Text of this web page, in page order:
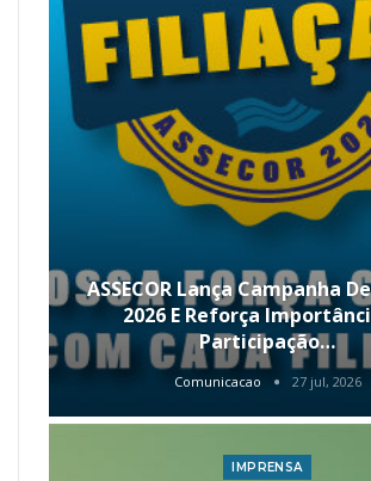
ASSECOR Lança Campanha
2026 E Reforça
Participação…
Comunicacao 27 jul, 2026
IMPRENSA